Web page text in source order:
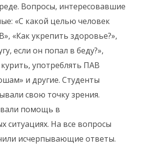
Вопросы, интересовавшие
«С какой целью человек
«Как укрепить здоровье?»,
если он попал в беду?»,
употреблять ПАВ
и другие. Студенты
свою точку зрения.
помощь в
ситуациях. На все вопросы
исчерпывающие ответы.